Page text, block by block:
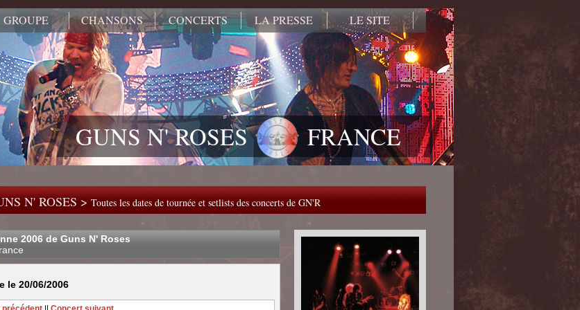
GROUPE CHANSONS CONCERTS LA PRESSE LE SITE
GUNS N' ROSES FRANCE
N' ROSES >Toutes les dates de tournée et setlists des concerts de GN'R
2006 de Guns N' Roses
le 20/06/2006